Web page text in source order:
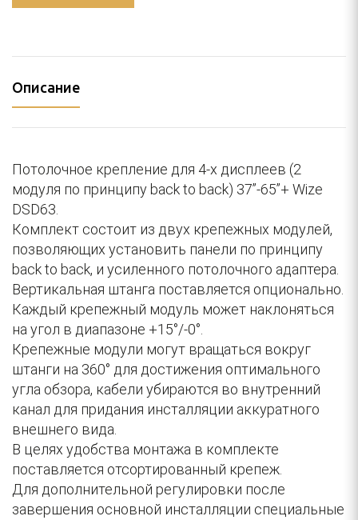
для панелей
Описание
Потолочное крепление для 4-x дисплеев (2
модуля по принципу back to back) 37”-65”+ Wize
DSD63.
Комплект состоит из двух крепежных модулей,
позволяющих установить панели по принципу
back to back, и усиленного потолочного адаптера.
Вертикальная штанга поставляется опционально.
Каждый крепежный модуль может наклоняться
на угол в диапазоне +15°/-0°.
Крепежные модули могут вращаться вокруг
штанги на 360° для достижения оптимального
угла обзора, кабели убираются во внутренний
канал для придания инсталляции аккуратного
внешнего вида.
В целях удобства монтажа в комплекте
поставляется отсортированный крепеж.
Для дополнительной регулировки после
завершения основной инсталляции специальные